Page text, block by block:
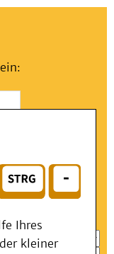
Ihres
kleiner